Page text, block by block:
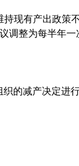
现有产出政策
调整为每半年一
的减产决定进